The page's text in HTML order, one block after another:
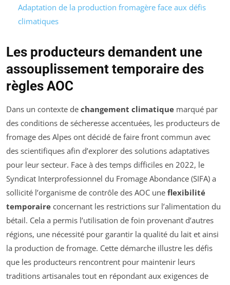
Adaptation de la production fromagère face aux défis
climatiques
Les producteurs demandent une
assouplissement temporaire des
règles AOC
Dans un contexte de changement climatique marqué par
des conditions de sécheresse accentuées, les producteurs de
fromage des Alpes ont décidé de faire front commun avec
des scientifiques afin d’explorer des solutions adaptatives
pour leur secteur. Face à des temps difficiles en 2022, le
Syndicat Interprofessionnel du Fromage Abondance (SIFA) a
sollicité l’organisme de contrôle des AOC une flexibilité
temporaire concernant les restrictions sur l’alimentation du
bétail. Cela a permis l’utilisation de foin provenant d’autres
régions, une nécessité pour garantir la qualité du lait et ainsi
la production de fromage. Cette démarche illustre les défis
que les producteurs rencontrent pour maintenir leurs
traditions artisanales tout en répondant aux exigences de